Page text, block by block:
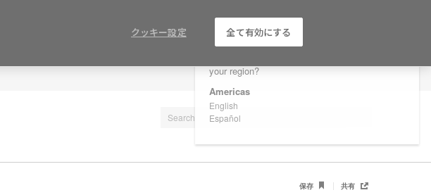
Are you in United States?
your region?
Americas
English
Español
保存 共有
クッキー設定 全て有効にする